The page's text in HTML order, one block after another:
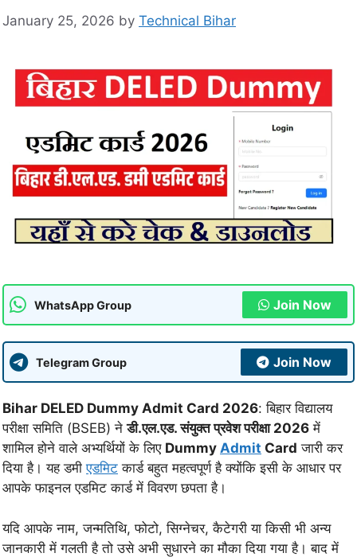
January 25, 2026 by Technical Bihar
WhatsApp Group Join Now
Telegram Group Join Now
Bihar DELED Dummy Admit Card 2026: बिहार विद्यालय
परीक्षा समिति (BSEB) नेडी.एल.एड. संयुक्त प्रवेश परीक्षा 2026 में
शामिल होने वाले अभ्यर्थियों के लिए Dummy Admit Card जारी कर
दिया है। यह डमीएडमिट कार्ड बहुत महत्वपूर्ण है क्योंकि इसी के आधार पर
आपके फाइनल एडमिट कार्ड में विवरण छपता है।
यदि आपके नाम, जन्मतिथि, फोटो, सिग्नेचर, कैटेगरी या किसी भी अन्य
जानकारी में गलती है तो उसे अभी सुधारने का मौका दिया गया है। बाद में